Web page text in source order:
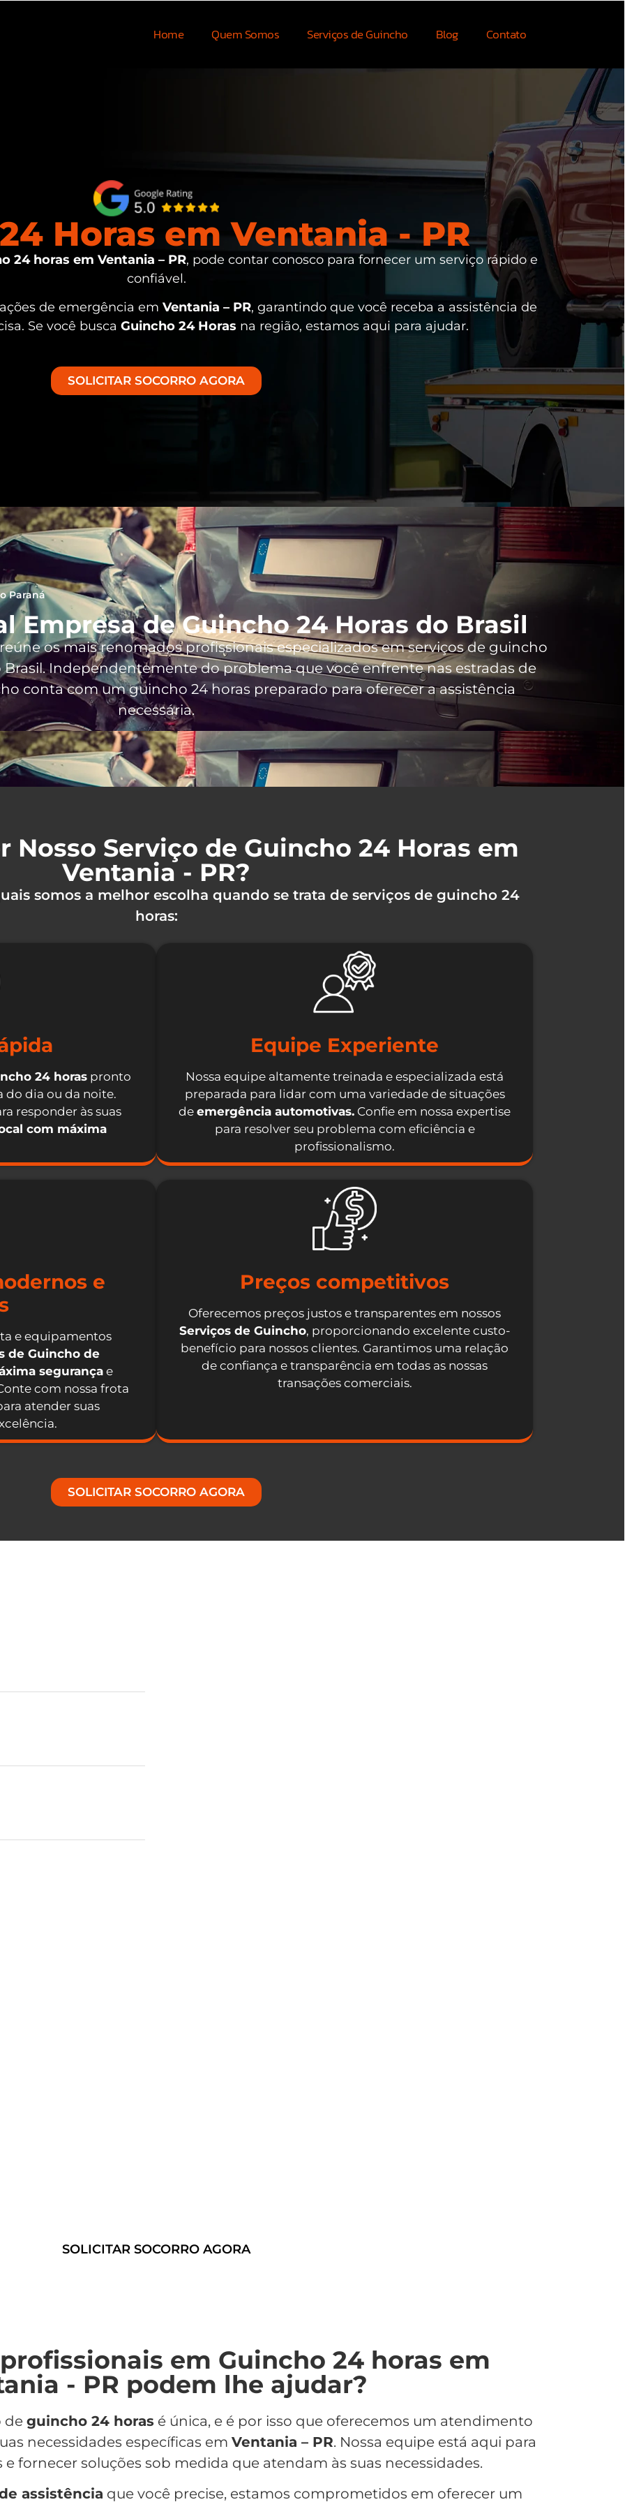
Home Quem Somos Serviços de Guincho Blog Contato
Horas em Ventania - PR
24 horas em Ventania – PR, pode contar conosco para fornecer um serviço rápido e
confiável.
de emergência em Ventania – PR, garantindo que você receba a assistência de
Se você busca Guincho 24 Horas na região, estamos aqui para ajudar.
SOLICITAR SOCORRO AGORA
Paraná
Empresa de Guincho 24 Horas do Brasil
os mais renomados profissionais especializados em serviços de guincho
Brasil. Independentemente do problema que você enfrente nas estradas de
conta com um guincho 24 horas preparado para oferecer a assistência
necessária.
Nosso Serviço de Guincho 24 Horas em
Ventania - PR?
somos a melhor escolha quando se trata de serviços de guincho 24
horas:
24 horaspronto
do dia ou da noite.
responder às suas
com máxima
Equipe Experiente
Nossa equipe altamente treinada e especializada está
preparada para lidar com uma variedade de situações
de emergência automotivas. Confie em nossa expertise
para resolver seu problema com eficiência e
profissionalismo.
e
e equipamentos
de Guincho de
segurançae
com nossa frota
atender suas
Preços competitivos
Oferecemos preços justos e transparentes em nossos
Serviços de Guincho, proporcionando excelente custo-
benefício para nossos clientes. Garantimos uma relação
de confiança e transparência em todas as nossas
transações comerciais.
SOLICITAR SOCORRO AGORA
SOLICITAR SOCORRO AGORA
em Guincho 24 horas em
- PR podem lhe ajudar?
de guincho 24 horas é única, e é por isso que oferecemos um atendimento
necessidades específicas em Ventania – PR. Nossa equipe está aqui para
fornecer soluções sob medida que atendam às suas necessidades.
assistência que você precise, estamos comprometidos em oferecer um